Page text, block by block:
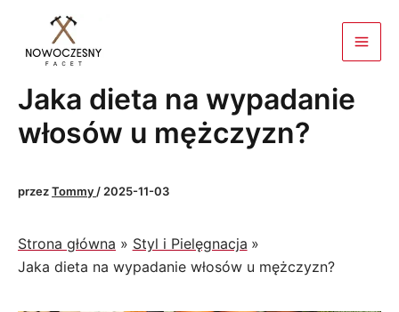
treści
Jaka dieta na wypadanie
włosów u mężczyzn?
przezTommy/2025-11-03
Strona główna
Styl i Pielęgnacja
Jaka dieta na wypadanie włosów u mężczyzn?